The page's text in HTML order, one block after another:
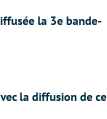
la 3e bande-
la diffusion de ce